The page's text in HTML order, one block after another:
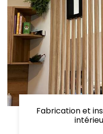
Fabrication et